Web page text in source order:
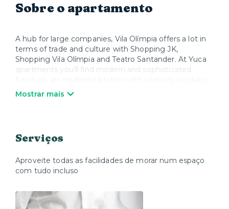
Sobre o apartamento
A hub for large companies, Vila Olímpia offers a lot in
terms of trade and culture with Shopping JK,
Shopping Vila Olímpia and Teatro Santander. At Yuca
apartments you’ll find modern and sophisticated
pans, cutlery and all appliances, in addition to Smart TV
Mostrar mais
Serviços
Aproveite todas as facilidades de morar num espaço
com tudo incluso